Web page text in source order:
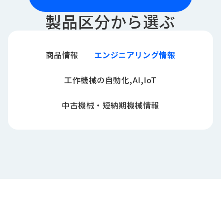
製品区分から選ぶ
商品情報 エンジニアリング情報
工作機械の自動化,AI,IoT
中古機械・短納期機械情報